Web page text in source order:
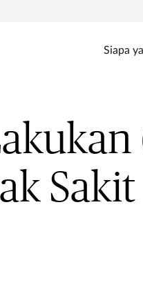
Siapa
Sakit